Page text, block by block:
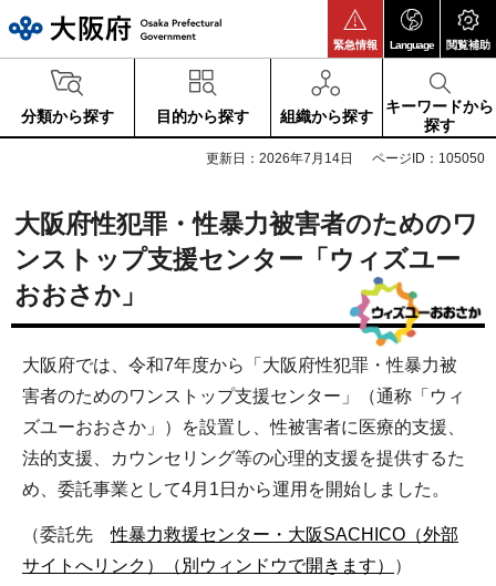
緊急情報 Language 閲覧補助
分類から探す 目的から探す 組織から探す
キーワードから
探す
更新日：2026年7月14日 ページID：105050
大阪府性犯罪・性暴力被害者のためのワ
ンストップ支援センター「ウィズユー
おおさか」
大阪府では、令和7年度から「大阪府性犯罪・性暴力被
害者のためのワンストップ支援センター」（通称「ウィ
ズユーおおさか」）を設置し、性被害者に医療的支援、
法的支援、カウンセリング等の心理的支援を提供するた
め、委託事業として4月1日から運用を開始しました。
（委託先性暴力救援センター・大阪SACHICO（外部
サイトへリンク）（別ウィンドウで開きます）
）